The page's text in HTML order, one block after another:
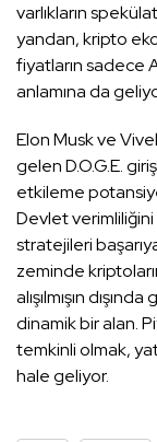
varlıkların
yandan, kripto
fiyatların sadece
anlamına da
Elon Musk ve
gelen D.O.G.E.
etkileme
Devlet
stratejileri
zeminde
alışılmışın
dinamik bir alan.
temkinli olmak,
hale geliyor.